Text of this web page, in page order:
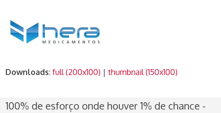
Downloads:full (200x100) |thumbnail (150x100)
100% de esforço onde houver 1% de chance -